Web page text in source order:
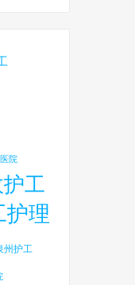
院
工
护理
州护工